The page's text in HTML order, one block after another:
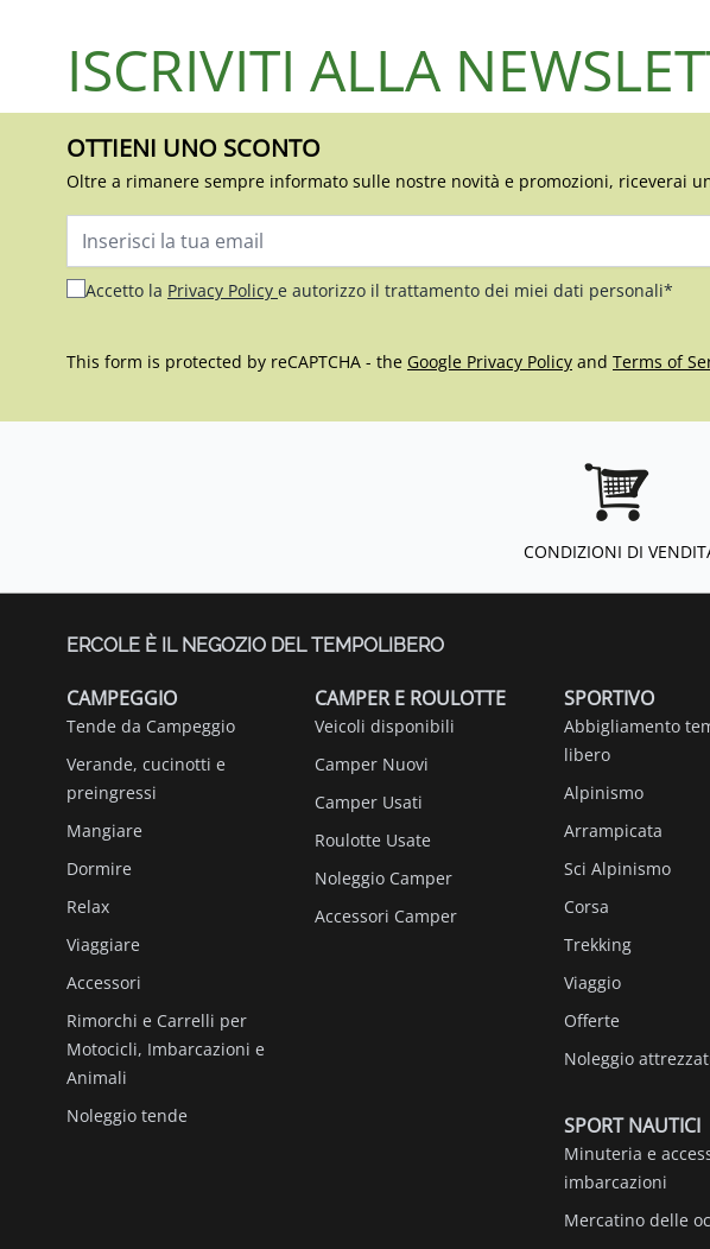
ISCRIVITI ALLA
OTTIENI UNO SCONTO
Oltre a rimanere sempre informato sulle nostre novità e promozioni, riceverai
Indirizzo email
Accetto la Privacy Policy e autorizzo il trattamento dei miei dati personali*
This form is protected by reCAPTCHA - the Google Privacy Policy and Terms of
CONDIZIONI DI
ERCOLE È IL NEGOZIO DEL TEMPOLIBERO
CAMPEGGIO
Tende da Campeggio
Verande, cucinotti e
preingressi
Mangiare
Dormire
Relax
Viaggiare
Accessori
Rimorchi e Carrelli per
Motocicli, Imbarcazioni e
Animali
Noleggio tende
CAMPER E ROULOTTE
Veicoli disponibili
Camper Nuovi
Camper Usati
Roulotte Usate
Noleggio Camper
Accessori Camper
SPORTIVO
Abbigliamento
libero
Alpinismo
Arrampicata
Sci Alpinismo
Corsa
Trekking
Viaggio
Offerte
Noleggio
SPORT NAUTICI
Minuteria e
imbarcazioni
Mercatino delle